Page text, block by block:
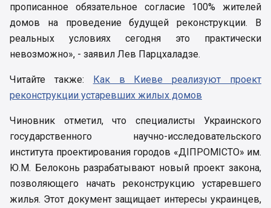
прописанное обязательное согласие 100% жителей
домов на проведение будущей реконструкции. В
реальных условиях сегодня это практически
невозможно», - заявил Лев Парцхаладзе.
Читайте также: Как в Киеве реализуют проект
реконструкции устаревших жилых домов
Чиновник отметил, что специалисты Украинского
государственного научно-исследовательского
института проектирования городов «ДІПРОМІСТО» им.
Ю.М. Белоконь разрабатывают новый проект закона,
позволяющего начать реконструкцию устаревшего
жилья. Этот документ защищает интересы украинцев,